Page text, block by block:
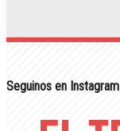
Seguinos en Instagram